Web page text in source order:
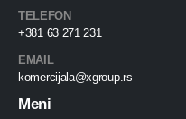
TELEFON
+381 63 271 231
EMAIL
komercijala@xgroup.rs
Meni